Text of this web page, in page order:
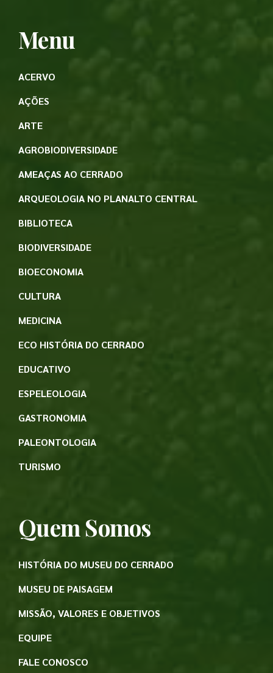
Menu
ACERVO
AÇÕES
ARTE
AGROBIODIVERSIDADE
AMEAÇAS AO CERRADO
ARQUEOLOGIA NO PLANALTO CENTRAL
BIBLIOTECA
BIODIVERSIDADE
BIOECONOMIA
CULTURA
MEDICINA
ECO HISTÓRIA DO CERRADO
EDUCATIVO
ESPELEOLOGIA
GASTRONOMIA
PALEONTOLOGIA
TURISMO
Quem Somos
HISTÓRIA DO MUSEU DO CERRADO
MUSEU DE PAISAGEM
MISSÃO, VALORES E OBJETIVOS
EQUIPE
FALE CONOSCO